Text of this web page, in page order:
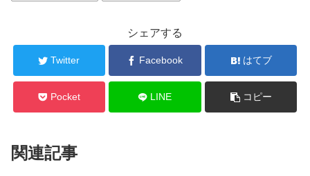
シェアする
Twitter Facebook はてブ
Pocket LINE コピー
関連記事